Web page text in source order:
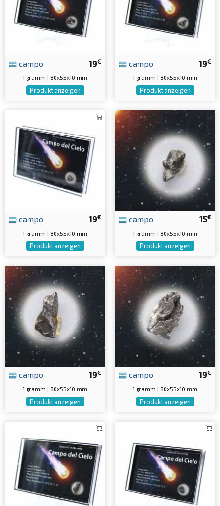
19€
campo
1 gramm | 80x55x10 mm
Produkt anzeigen
19€
campo
1 gramm | 80x55x10 mm
Produkt anzeigen
19€
campo
1 gramm | 80x55x10 mm
Produkt anzeigen
15€
campo
1 gramm | 80x55x10 mm
Produkt anzeigen
19€
campo
1 gramm | 80x55x10 mm
Produkt anzeigen
19€
campo
1 gramm | 80x55x10 mm
Produkt anzeigen